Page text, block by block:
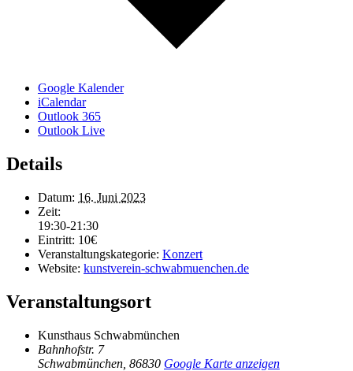
Google Kalender
iCalendar
Outlook 365
Outlook Live
Details
Datum: 16. Juni 2023
Zeit:
19:30-21:30
Eintritt: 10€
Veranstaltungskategorie: Konzert
Website: kunstverein-schwabmuenchen.de
Veranstaltungsort
Kunsthaus Schwabmünchen
Bahnhofstr. 7
Schwabmünchen 86830 Google Karte anzeigen